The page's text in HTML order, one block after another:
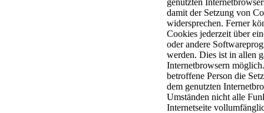
genutzten
damit der Setzung von
widersprechen. Ferner
Cookies jederzeit über
oder andere
werden. Dies ist in allen
Internetbrowsern
betroffene Person die
dem genutzten
Umständen nicht alle
Internetseite